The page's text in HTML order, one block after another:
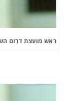
ראש מועצת דרום